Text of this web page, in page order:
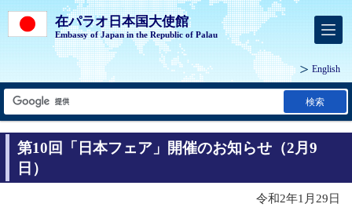
在パラオ日本国大使館
Embassy of Japan in the Republic of Palau
English
検索
第10回「日本フェア」開催のお知らせ（2月9
日）
令和2年1月29日